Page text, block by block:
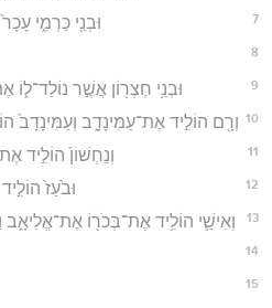
7 וּבְנֵ֖י כַּרְמִ֑י
8
9 וּבְנֵ֥י חֶצְר֖וֹן אֲשֶׁ֣ר נוֹלַד־ל֑וֹ
10 וְרָ֖ם הוֹלִ֣יד אֶת־עַמִּינָדָ֑ב וְעַמִּינָדָב֙
11 וְנַחְשׁוֹן֙ הוֹלִ֣יד
12 וּבֹ֙עַז֙
13 וְאִישַׁ֛י הוֹלִ֥יד אֶת־בְּכֹר֖וֹ
14
15